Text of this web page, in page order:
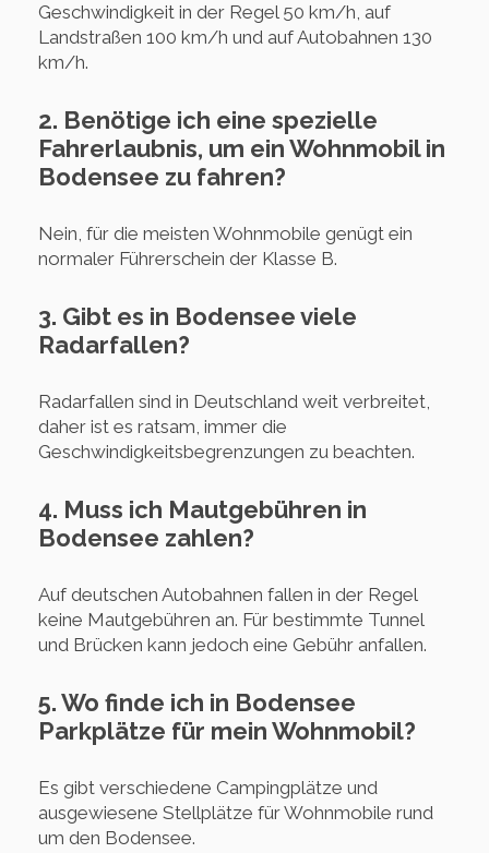
Geschwindigkeit in der Regel 50 km/h, auf
Landstraßen 100 km/h und auf Autobahnen 130
km/h.
2. Benötige ich eine spezielle
Fahrerlaubnis, um ein Wohnmobil in
Bodensee zu fahren?
Nein, für die meisten Wohnmobile genügt ein
normaler Führerschein der Klasse B.
3. Gibt es in Bodensee viele
Radarfallen?
Radarfallen sind in Deutschland weit verbreitet,
daher ist es ratsam, immer die
Geschwindigkeitsbegrenzungen zu beachten.
4. Muss ich Mautgebühren in
Bodensee zahlen?
Auf deutschen Autobahnen fallen in der Regel
keine Mautgebühren an. Für bestimmte Tunnel
und Brücken kann jedoch eine Gebühr anfallen.
5. Wo finde ich in Bodensee
Parkplätze für mein Wohnmobil?
Es gibt verschiedene Campingplätze und
ausgewiesene Stellplätze für Wohnmobile rund
um den Bodensee.